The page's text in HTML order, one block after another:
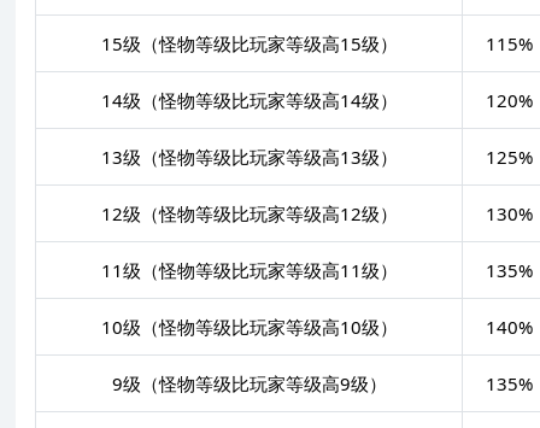
15级（怪物等级比玩家等级高15级） 115%
14级（怪物等级比玩家等级高14级） 120%
13级（怪物等级比玩家等级高13级） 125%
12级（怪物等级比玩家等级高12级） 130%
11级（怪物等级比玩家等级高11级） 135%
10级（怪物等级比玩家等级高10级） 140%
9级（怪物等级比玩家等级高9级） 135%